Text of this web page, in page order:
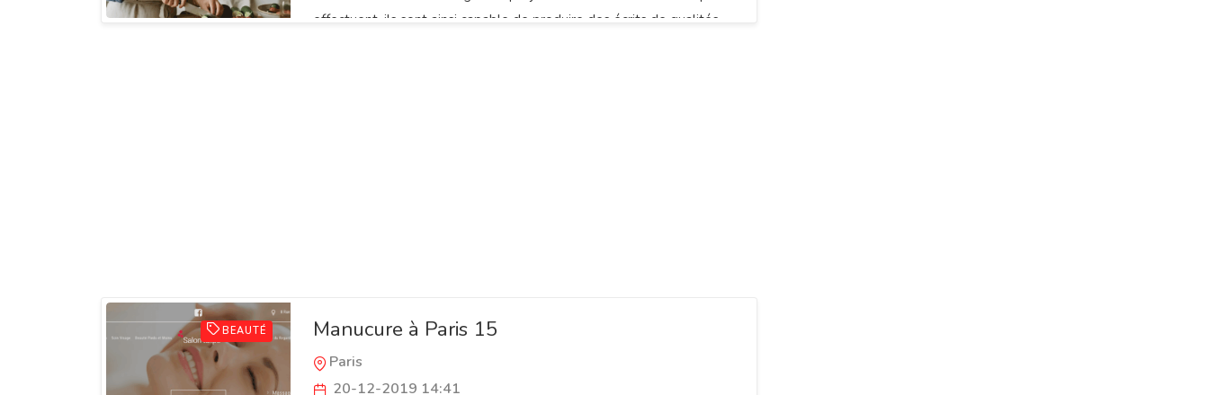
effectuent, ils sont ainsi capable de produire des écrits de qualités
BEAUTÉ Manucure à Paris 15
Paris
20-12-2019 14:41